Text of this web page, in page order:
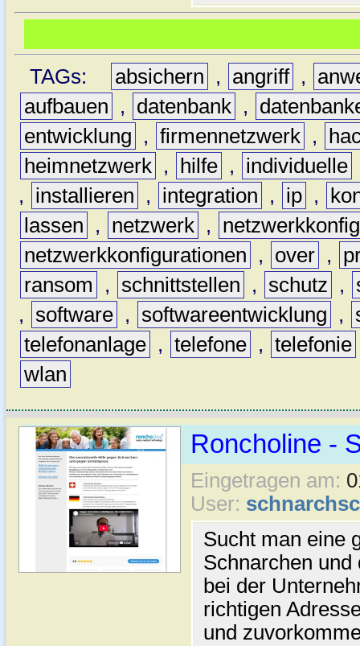
TAGs: absichern , angriff ,
aufbauen
, datenbank ,
entwicklung
, firmennetzwerk ,
heimnetzwerk , hilfe , individuelle
,
installieren , integration , ip ,
lassen
, netzwerk ,
netzwerkkonfigurationen
, over ,
ransom
, schnittstellen , schutz ,
,
software , softwareentwicklung ,
telefonanlage , telefone , telefonie
wlan
Roncholine -
Eingetragen am:
User:
Sucht man eine
Schnarchen
bei der
richtigen
und